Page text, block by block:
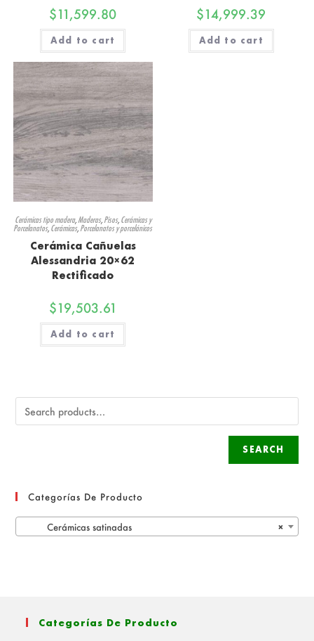
$11,599.80
Add to cart
$14,999.39
Add to cart
Cerámicas tipo madera, Maderas, Pisos, Cerámicas y
Porcelanatos, Cerámicas, Porcelanatos y porcelánicos
Cerámica Cañuelas
Alessandria 20×62
Rectificado
$19,503.61
Add to cart
SEARCH
Categorías De Producto
×
Cerámicas satinadas
Categorías De Producto